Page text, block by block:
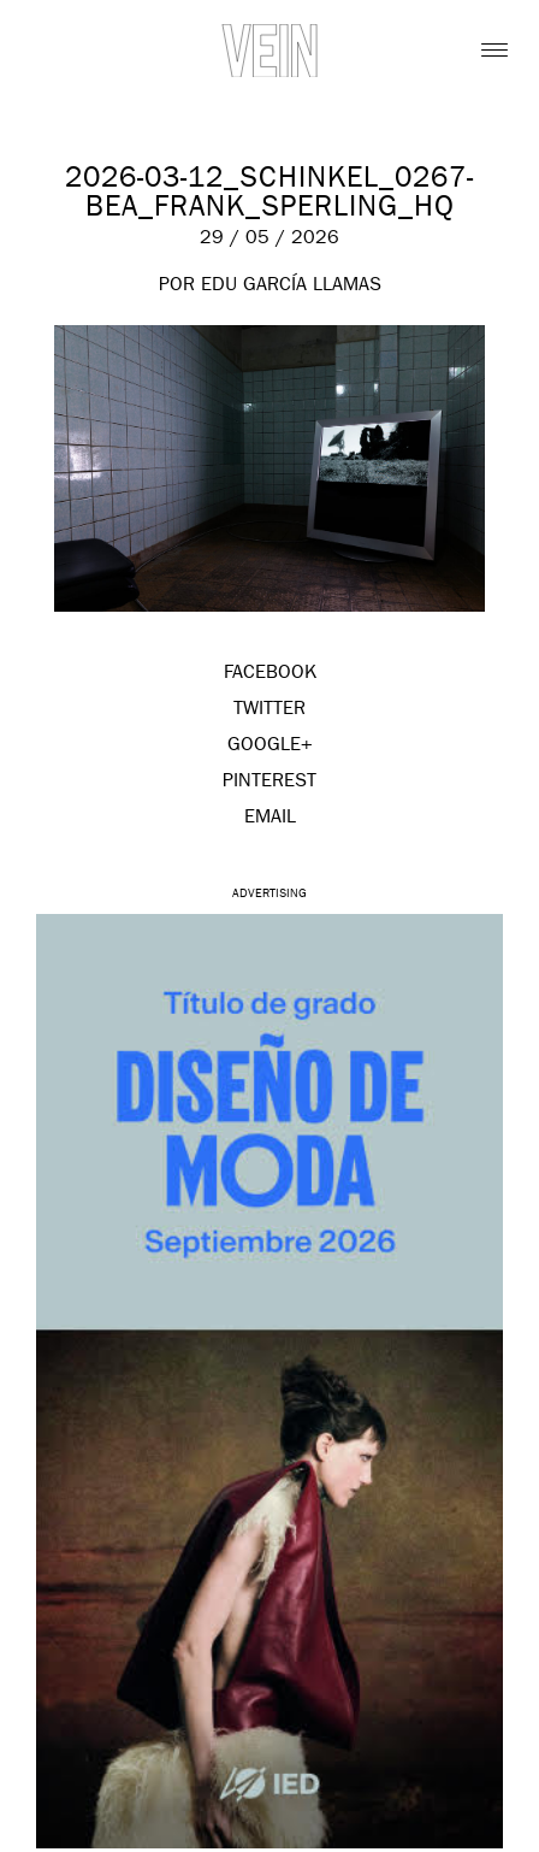
2026-03-12_SCHINKEL_0267-
BEA_FRANK_SPERLING_HQ
29 / 05 / 2026
POR EDU GARCÍA LLAMAS
FACEBOOK
TWITTER
GOOGLE+
PINTEREST
EMAIL
ADVERTISING